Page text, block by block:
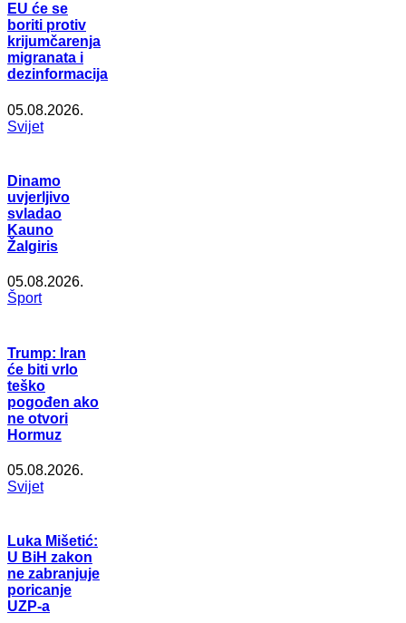
EU će se
boriti protiv
krijumčarenja
migranata i
dezinformacija
05.08.2026.
Svijet
Dinamo
uvjerljivo
svladao
Kauno
Žalgiris
05.08.2026.
Šport
Trump: Iran
će biti vrlo
teško
pogođen ako
ne otvori
Hormuz
05.08.2026.
Svijet
Luka Mišetić:
U BiH zakon
ne zabranjuje
poricanje
UZP-a